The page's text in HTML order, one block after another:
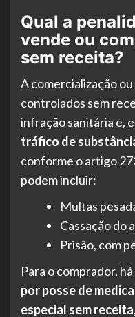
Qual a
vende ou
sem receita?
A comercialização
controlados sem
infração sanitária e,
tráfico de
conforme o artigo
podem incluir:
Multas
Cassação do
Prisão, com
Para o comprador,
por posse de
especial sem receita